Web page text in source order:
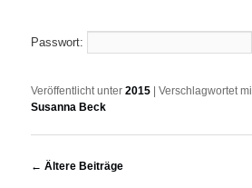
Passwort:
Veröffentlicht unter 2015 |Verschlagwortet
Susanna Beck
Beitrags-Navigation
← Ältere Beiträge